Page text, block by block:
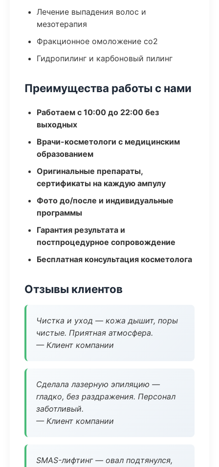
Лечение выпадения волос и
мезотерапия
Фракционное омоложение co2
Гидропилинг и карбоновый пилинг
Преимущества работы с нами
Работаем с 10:00 до 22:00 без
выходных
Врачи-косметологи с медицинским
образованием
Оригинальные препараты,
сертификаты на каждую ампулу
Фото до/после и индивидуальные
программы
Гарантия результата и
постпроцедурное сопровождение
Бесплатная консультация косметолога
Отзывы клиентов
Чистка и уход — кожа дышит, поры
чистые. Приятная атмосфера.
— Клиент компании
Сделала лазерную эпиляцию —
гладко, без раздражения. Персонал
заботливый.
— Клиент компании
SMAS-лифтинг — овал подтянулся,